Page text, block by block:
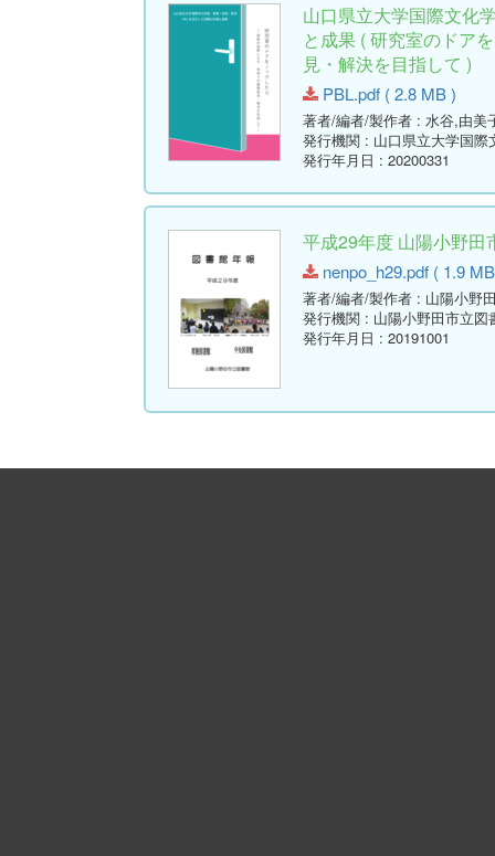
山口県立大学国際文
と成果 ( 研究室のドア
見・解決を目指して )
PBL.pdf ( 2.8 MB )
著者/編者/製作者 : 水谷,由美
発行機関 : 山口県立大学国際
発行年月日 : 20200331
平成29年度 山陽小野田
nenpo_h29.pdf ( 1.9
著者/編者/製作者 : 山陽小野
発行機関 : 山陽小野田市立図
発行年月日 : 20191001